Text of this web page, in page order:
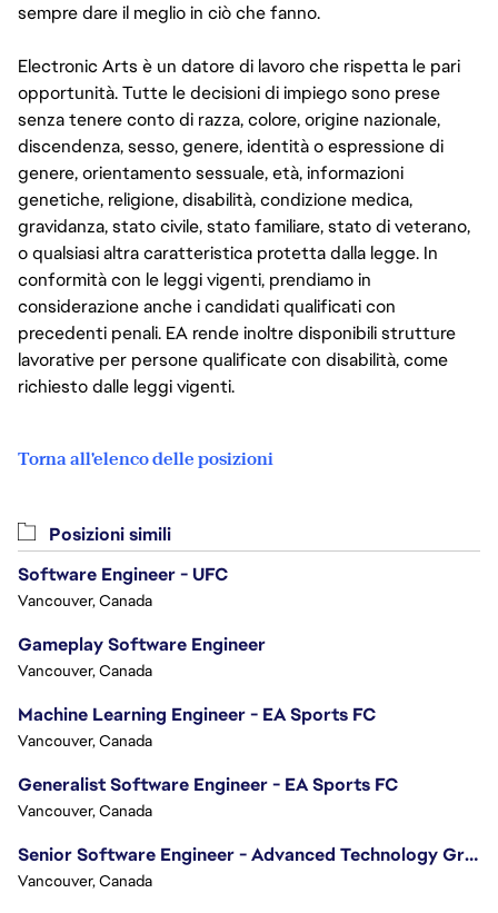
sempre dare il meglio in ciò che fanno.
Electronic Arts è un datore di lavoro che rispetta le pari
opportunità. Tutte le decisioni di impiego sono prese
senza tenere conto di razza, colore, origine nazionale,
discendenza, sesso, genere, identità o espressione di
genere, orientamento sessuale, età, informazioni
genetiche, religione, disabilità, condizione medica,
gravidanza, stato civile, stato familiare, stato di veterano,
o qualsiasi altra caratteristica protetta dalla legge. In
conformità con le leggi vigenti, prendiamo in
considerazione anche i candidati qualificati con
precedenti penali. EA rende inoltre disponibili strutture
lavorative per persone qualificate con disabilità, come
richiesto dalle leggi vigenti.
Torna all'elenco delle posizioni
Posizioni simili
Software Engineer - UFC
Vancouver, Canada
Gameplay Software Engineer
Vancouver, Canada
Machine Learning Engineer - EA Sports FC
Vancouver, Canada
Generalist Software Engineer - EA Sports FC
Vancouver, Canada
Senior Software Engineer - Advanced Technology Group
Vancouver, Canada